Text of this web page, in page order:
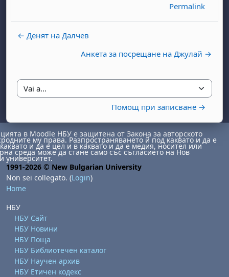
Permalink
← Денят на Далчев
Анкета за посрещане на Джулай →
Vai a...
Помощ при записване →
1 agosto
domenica 2 agosto
7 agosto
8 agosto
domenica 9 agosto
14 agosto
15 agosto
domenica 16 agosto
28 agosto
29 agosto
domenica 30 agosto
в Moodle НБУ е защитена от Закона за авторското
му права. Разпространяването й под каквато и да е
и да е цел и в каквато и да е медия, носител или
среда може да стане само със съгласието на Нов
университет.
1991-2026 © New Bulgarian University
Non sei collegato. (Login)
Home
НБУ
НБУ Сайт
НБУ Новини
НБУ Поща
НБУ Библиотечен каталог
НБУ Научен архив
НБУ Етичен кодекс